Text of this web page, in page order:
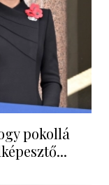
pokollá